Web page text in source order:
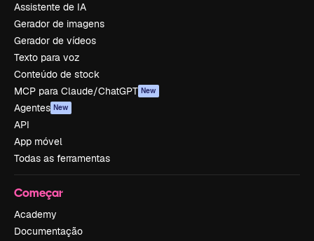
Assistente de IA
Gerador de imagens
Gerador de vídeos
Texto para voz
Conteúdo de stock
MCP para Claude/ChatGPT New
Agentes New
API
App móvel
Todas as ferramentas
Começar
Academy
Documentação